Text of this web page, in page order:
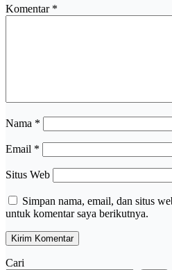
Komentar *
Nama *
Email *
Situs Web
Simpan nama, email, dan situs
untuk komentar saya berikutnya.
Cari